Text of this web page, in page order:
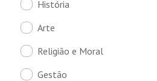
História
Arte
Religião e Moral
Gestão